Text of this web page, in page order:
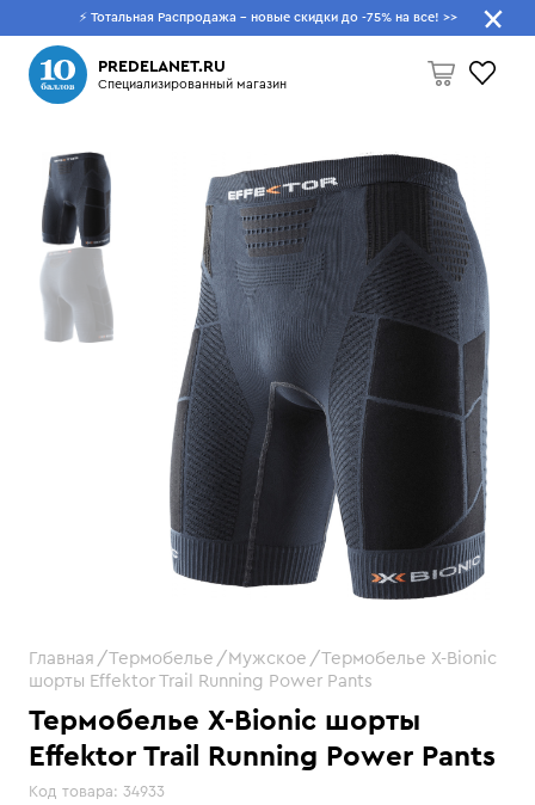
⚡ Тотальная Распродажа - новые скидки до -75% на все! >>
PREDELANET.RU
Специализированный магазин
Пусто
Что будем искать?
Термобелье X-Bionic шорты
Effektor Trail Running Power Pants
Код товара: 34933
Главная Термобелье Мужское
Термобелье X-Bionic
шорты Effektor Trail Running Power Pants